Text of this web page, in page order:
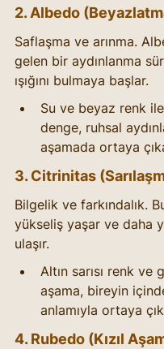
2. Albedo
Saflaşma ve arınma.
gelen bir aydınlanma
ışığını bulmaya başlar.
Su ve beyaz renk
denge, ruhsal
aşamada ortaya
3. Citrinitas
Bilgelik ve farkındalık.
yükseliş yaşar ve daha
ulaşır.
Altın sarısı renk
aşama, bireyin
anlamıyla ortaya
4. Rubedo (Kızıl